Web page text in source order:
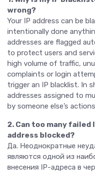
wrong?
Your IP address can be
intentionally done
addresses are flagged
to protect users and
high volume of traffic,
complaints or login
trigger an IP blacklist. In
addresses assigned to
by someone else’s
2. Can too many
address blocked?
Да. Неоднократные
являются одной из
внесения IP-адреса в